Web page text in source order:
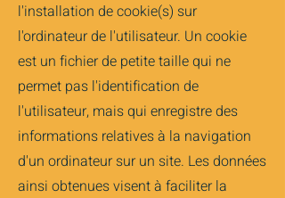
l'installation de cookie(s) sur
l'ordinateur de l'utilisateur. Un cookie
est un fichier de petite taille qui ne
permet pas l'identification de
l'utilisateur, mais qui enregistre des
informations relatives à la navigation
d'un ordinateur sur un site. Les données
ainsi obtenues visent à faciliter la